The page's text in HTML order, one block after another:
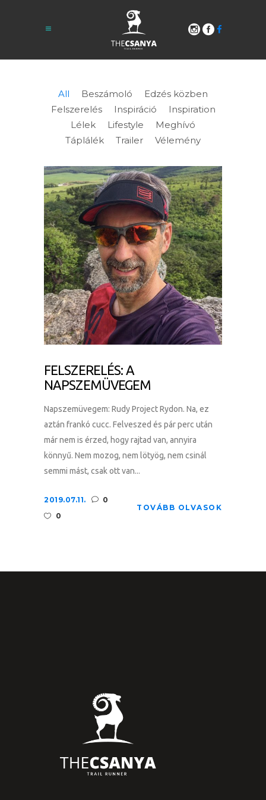
All Beszámoló
Edzés közben
Felszerelés
Inspiráció
Inspiration
Lélek
Lifestyle
Meghívó
Táplálék
Trailer Vélemény
FELSZERELÉS: A
NAPSZEMÜVEGEM
Napszemüvegem: Rudy Project Rydon. Na, ez
aztán frankó cucc. Felveszed és pár perc után
már nem is érzed, hogy rajtad van, annyira
könnyű. Nem mozog, nem lötyög, nem csinál
semmi mást, csak ott van...
2019.07.11.
0
0
TOVÁBB OLVASOK